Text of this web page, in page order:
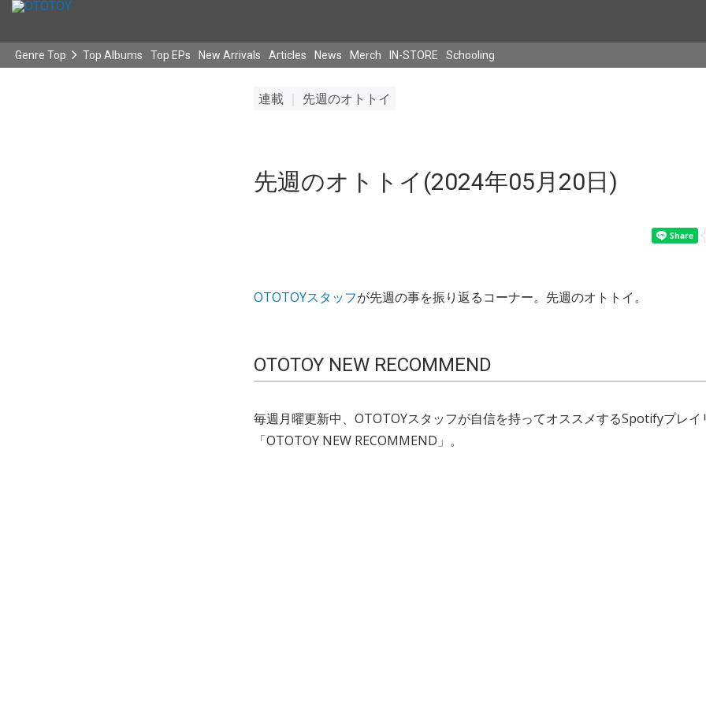
Genre Top Top Albums Top EPs New Arrivals Articles News Merch IN-STORE Schooling
連載 先週のオトトイ
先週のオトトイ(2024年05月20日)
OTOTOYスタッフが先週の事を振り返るコーナー。先週のオトトイ。
OTOTOY NEW RECOMMEND
毎週月曜更新中、OTOTOYスタッフが自信を持ってオススメするSpotifyプレイ
「OTOTOY NEW RECOMMEND」。